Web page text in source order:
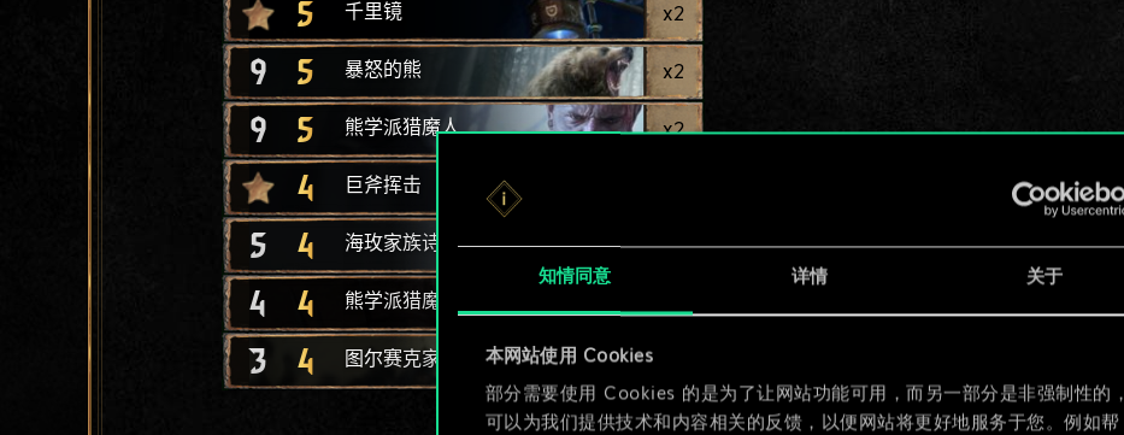
知情同意 详情 关于
本网站使用 Cookies
部分需要使用 Cookies 的是为了让网站功能可用，而另一部分是非强制性的，
可以为我们提供技术和内容相关的反馈，以便网站将更好地服务于您。例如帮
5 千里镜 x2
9 5 暴怒的熊 x2
9 5 熊学派猎魔人 x2
4 巨斧挥击
5 4 海玫家族诗人
4 4 熊学派猎魔人军需官
3 4 图尔赛克家族好斗分子